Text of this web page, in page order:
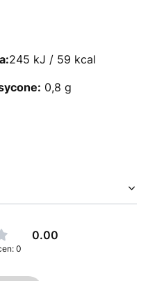
245 kJ / 59 kcal
0,8 g
0.00
0